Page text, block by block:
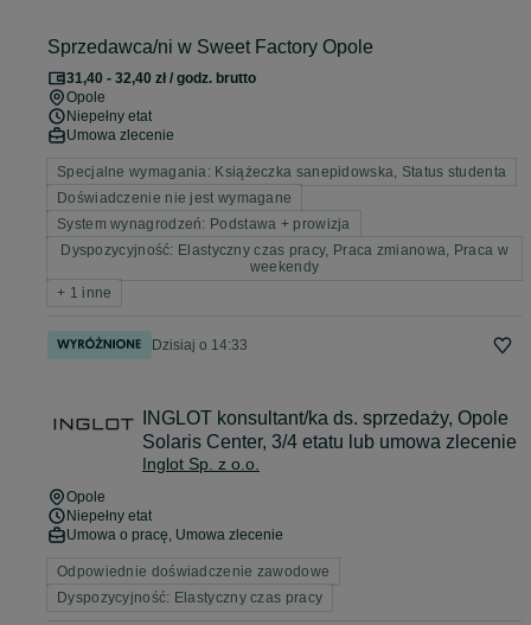
Sprzedawca/ni w Sweet Factory Opole
31,40 - 32,40 zł / godz. brutto
Opole
Niepełny etat
Umowa zlecenie
Specjalne wymagania: Książeczka sanepidowska, Status studenta
Doświadczenie nie jest wymagane
System wynagrodzeń: Podstawa + prowizja
Dyspozycyjność: Elastyczny czas pracy, Praca zmianowa, Praca w
weekendy
+ 1 inne
Dzisiaj o 14:33
INGLOT konsultant/ka ds. sprzedaży, Opole
Solaris Center, 3/4 etatu lub umowa zlecenie
Inglot Sp. z o.o.
Opole
Niepełny etat
Umowa o pracę, Umowa zlecenie
Odpowiednie doświadczenie zawodowe
Dyspozycyjność: Elastyczny czas pracy